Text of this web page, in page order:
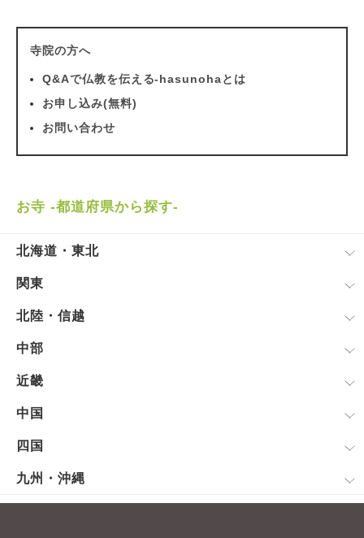
寺院の方へ
Q&Aで仏教を伝える-hasunohaとは
お申し込み(無料)
お問い合わせ
お寺 -都道府県から探す-
北海道・東北
関東
北陸・信越
中部
近畿
中国
四国
九州・沖縄